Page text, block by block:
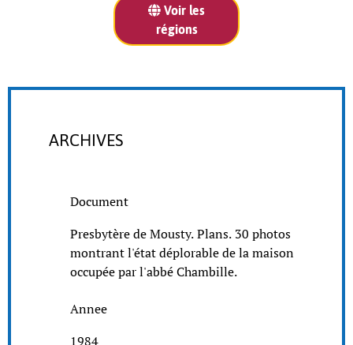
Voir les
régions
ARCHIVES
Document
Presbytère de Mousty. Plans. 30 photos
montrant l'état déplorable de la maison
occupée par l'abbé Chambille.
Annee
1984